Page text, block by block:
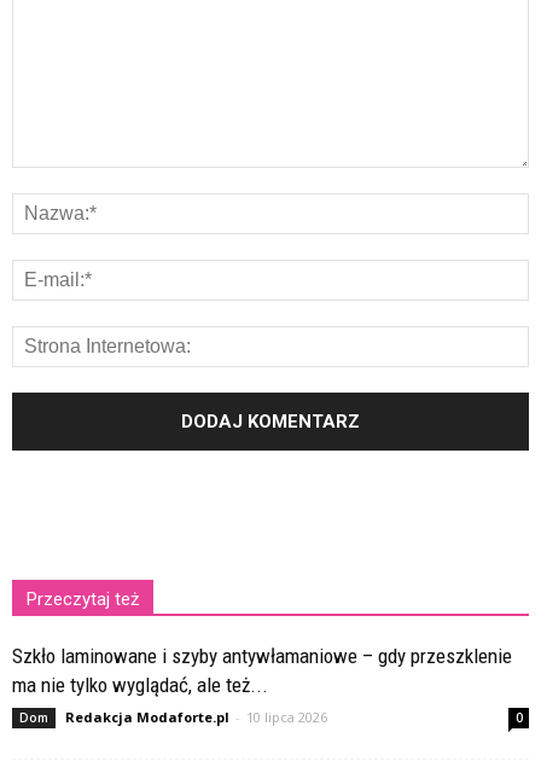
Przeczytaj też
Szkło laminowane i szyby antywłamaniowe – gdy przeszklenie
ma nie tylko wyglądać, ale też...
Dom Redakcja Modaforte.pl - 10 lipca 2026 0